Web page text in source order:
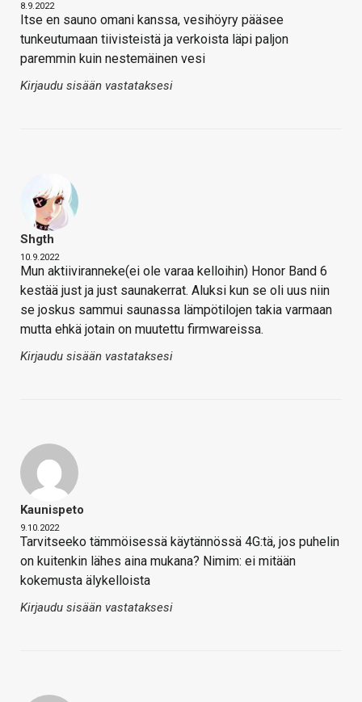
8.9.2022
Itse en sauno omani kanssa, vesihöyry pääsee
tunkeutumaan tiivisteistä ja verkoista läpi paljon
paremmin kuin nestemäinen vesi
Kirjaudu sisään vastataksesi
Shgth
10.9.2022
Mun aktiiviranneke(ei ole varaa kelloihin) Honor Band 6
kestää just ja just saunakerrat. Aluksi kun se oli uus niin
se joskus sammui saunassa lämpötilojen takia varmaan
mutta ehkä jotain on muutettu firmwareissa.
Kirjaudu sisään vastataksesi
Kaunispeto
9.10.2022
Tarvitseeko tämmöisessä käytännössä 4G:tä, jos puhelin
on kuitenkin lähes aina mukana? Nimim: ei mitään
kokemusta älykelloista
Kirjaudu sisään vastataksesi